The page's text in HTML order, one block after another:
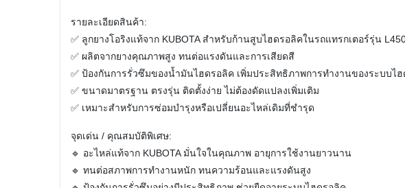
รายละเอียดสินค้า:
✅ ลูกยางโอริงแท้จาก KUBOTA สำหรับก้านสูบไฮดรอลิคในรถแทรกเตอร์รุ่น
✅ ผลิตจากยางคุณภาพสูง ทนต่อแรงดันและการเสียดสี
✅ ป้องกันการรั่วซึมของน้ำมันไฮดรอลิค เพิ่มประสิทธิภาพการทำงานของระบบไ
✅ ขนาดมาตรฐาน ตรงรุ่น ติดตั้งง่าย ไม่ต้องดัดแปลงเพิ่มเติม
✅ เหมาะสำหรับการซ่อมบำรุงหรือเปลี่ยนอะไหล่เดิมที่ชำรุด
จุดเด่น / คุณสมบัติพิเศษ:
🔹 อะไหล่แท้จาก KUBOTA มั่นใจในคุณภาพ อายุการใช้งานยาวนาน
🔹 ทนต่อสภาพการทำงานหนัก ทนความร้อนและแรงดันสูง